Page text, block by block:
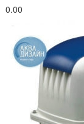
0.00